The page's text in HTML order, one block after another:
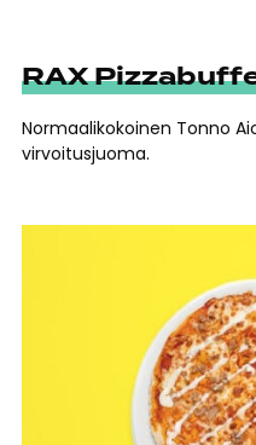
RAX
Normaalikokoinen Tonno
virvoitusjuoma.